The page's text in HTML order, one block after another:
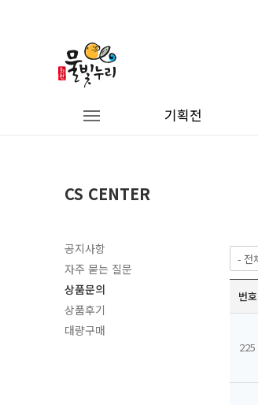
기획전
CS CENTER
공지사항
자주 묻는 질문
상품문의
상품후기
대량구매
번호
225